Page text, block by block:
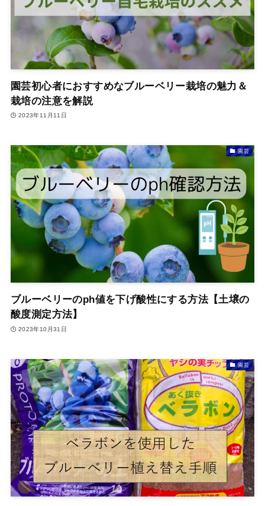
園芸初心者におすすめなブルーベリー栽培の魅力＆
栽培の注意を解説
2023年11月11日
園芸
ブルーベリーのph値を下げ酸性にする方法【土壌の
酸度測定方法】
2023年10月31日
園芸